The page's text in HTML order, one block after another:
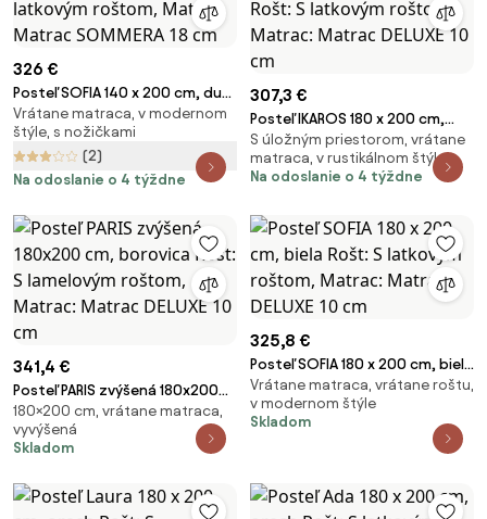
326 €
Posteľ SOFIA 140 x 200 cm, dub
hľuzovka Rošt: S latkovým
roštom, Matrac: Matrac
SOMMERA 18 cm
Vrátane matraca, v modernom
štýle, s nožičkami
(2)
Na odoslanie o 4 týždne
307,3 €
Posteľ IKAROS 180 x 200 cm,
biela/dub hľuzovka Rošt: S
latkovým roštom, Matrac:
Matrac DELUXE 10 cm
S úložným priestorom, vrátane
matraca, v rustikálnom štýle
Na odoslanie o 4 týždne
341,4 €
Posteľ PARIS zvýšená 180x200
cm, borovica Rošt: S lamelovým
roštom, Matrac: Matrac DELUXE
10 cm
180×200 cm, vrátane matraca,
vyvýšená
Skladom
325,8 €
Posteľ SOFIA 180 x 200 cm, biela
Rošt: S latkovým roštom,
Matrac: Matrac DELUXE 10 cm
Vrátane matraca, vrátane roštu,
v modernom štýle
Skladom